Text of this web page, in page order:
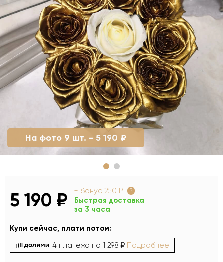
На фото 9 шт. - 5 190 ₽
5 190 ₽ + бонус 250 ₽ ?
Быстрая доставка
за 3 часа
Купи сейчас, плати потом:
4 платежа по 1 298 ₽ Подробнее